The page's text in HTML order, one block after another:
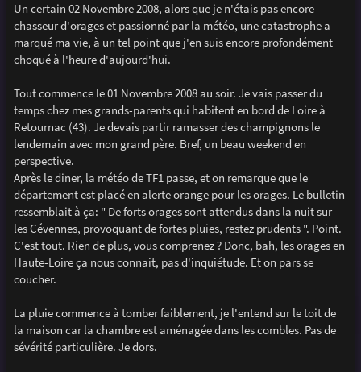
Un certain 02 Novembre 2008, alors que je n'étais pas encore
chasseur d'orages et passionné par la météo, une catastrophe a
marqué ma vie, à un tel point que j'en suis encore profondément
choqué à l'heure d'aujourd'hui.
Tout commence le 01 Novembre 2008 au soir. Je vais passer du
temps chez mes grands-parents qui habitent en bord de Loire à
Retournac (43). Je devais partir ramasser des champignons le
lendemain avec mon grand père. Bref, un beau weekend en
perspective.
Après le diner, la météo de TF1 passe, et on remarque que le
département est placé en alerte orange pour les orages. Le bulletin
ressemblait à ça: " De forts orages sont attendus dans la nuit sur
les Cévennes, provoquant de fortes pluies, restez prudents ". Point.
C'est tout. Rien de plus, vous comprenez ? Donc, bah, les orages en
Haute-Loire ça nous connait, pas d'inquiétude. Et on pars se
coucher.
La pluie commence à tomber faiblement, je l'entend sur le toit de
la maison car la chambre est aménagée dans les combles. Pas de
sévérité particulière. Je dors.